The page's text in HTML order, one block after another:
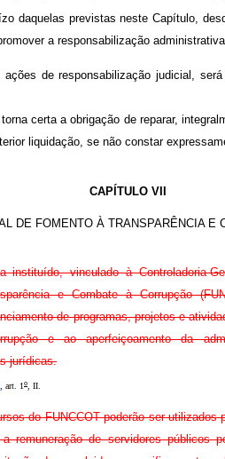
daquelas previstas neste Capítulo,
a responsabilização
de responsabilização judicial,
certa a obrigação de reparar,
liquidação, se não constar
CAPÍTULO VII
DE FOMENTO À TRANSPARÊNCIA E
instituído, vinculado à Controladoria-
e Combate à Corrupção
de programas, projetos e
e ao aperfeiçoamento da
jurídicas.
, art. 1 o , II.
do FUNCCOT poderão ser utilizados
remuneração de servidores públicos